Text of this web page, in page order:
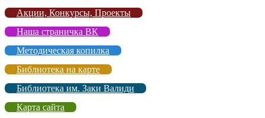
Акции, Конкурсы, Проекты
Наша страничка ВК
Методическая копилка
Библиотека на карте
Библиотека им. Заки Валиди
Карта сайта